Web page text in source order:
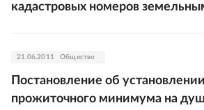
кадастровых номеров
21.06.2011 Общество
Постановление об
прожиточного минимума на